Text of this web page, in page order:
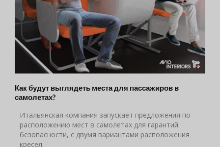
Как будут выглядеть места для пассажиров в
самолетах?
Итальянская компания запускает предложения по
расположению мест в самолетах для гарантий
безопасности, с двумя вариантами расположения
кресел.